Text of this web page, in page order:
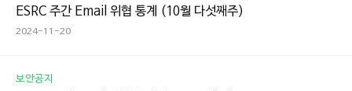
ESRC 주간 Email 위협 통계 (10월 다섯째주)
2024-11-20
보안공지